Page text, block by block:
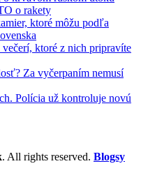
o rakety
ktoré môžu podľa
ktoré z nich pripravíte
Za vyčerpaním nemusí
Polícia už kontroluje novú
. All rights reserved. Blogsy